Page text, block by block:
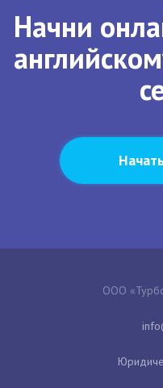
Начни
ООО